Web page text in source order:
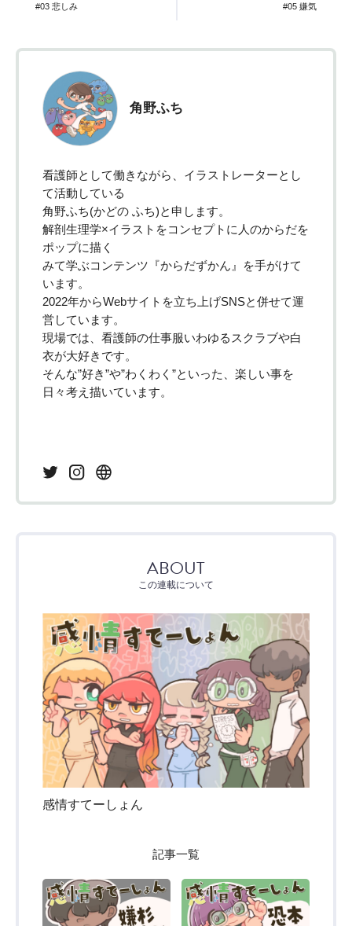
#03 悲しみ #05 嫌気
角野ふち
看護師として働きながら、イラストレーターとし
て活動している
角野ふち(かどの ふち)と申します。
解剖生理学×イラストをコンセプトに人のからだを
ポップに描く
みて学ぶコンテンツ『からだずかん』を手がけて
います。
2022年からWebサイトを立ち上げSNSと併せて運
営しています。
現場では、看護師の仕事服いわゆるスクラブや白
衣が大好きです。
そんな”好き”や”わくわく”といった、楽しい事を
日々考え描いています。
ABOUT
この連載について
感情すてーしょん
記事一覧